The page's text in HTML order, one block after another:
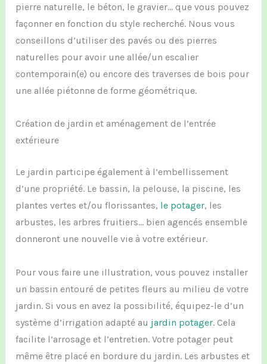
pierre naturelle, le béton, le gravier… que vous pouvez
façonner en fonction du style recherché. Nous vous
conseillons d’utiliser des pavés ou des pierres
naturelles pouravoir une allée/un escalier
contemporain(e) ou encore des traverses de bois pour
une allée piétonne de forme géométrique.
Création de jardin et aménagement de l’entrée
extérieure
Le jardin participe égalementà l’embellissement
d’une propriété. Le bassin, la pelouse, la piscine, les
plantes vertes et/ou florissantes, le potager, les
arbustes, les arbres fruitiers… bien agencés ensemble
donneront une nouvelle vie à votre extérieur.
Pourvousfaire une illustration, vous pouvez installer
un bassin entouré de petites fleurs au milieu de votre
jardin. Si vous en avez la possibilité, équipez-le d’un
système d’irrigation adapté au jardin potager. Cela
facilite l’arrosage et l’entretien.Votre potager peut
même être placé en bordure du jardin. Les arbustes et